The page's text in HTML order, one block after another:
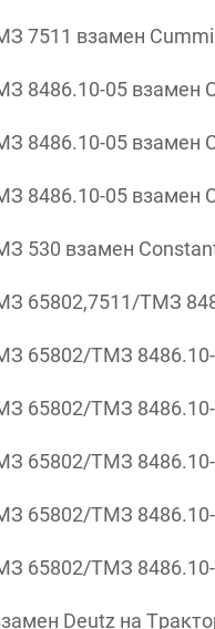
7511 взамен
8486.10-05 взамен
8486.10-05 взамен
8486.10-05 взамен
530 взамен
65802,7511/ТМЗ
65802/ТМЗ
65802/ТМЗ
65802/ТМЗ
65802/ТМЗ
65802/ТМЗ
Deutz на